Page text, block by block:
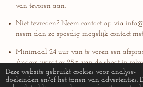
Deze website gebruikt cookies voor analyse-
doeleinden en/of het tonen van advertenties.
van tevoren aan.
Niet tevreden? Neem contact op via
neem dan zo spoedig mogelijk contact
Minimaal 24 uur van te voren een
Anders wordt er 25% van de shoot in